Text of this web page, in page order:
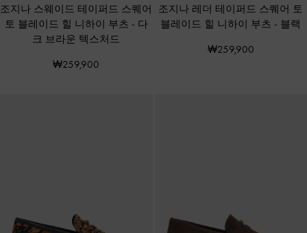
조지나 스웨이드 테이퍼드 스퀘어
토 블레이드 힐 니하이 부츠 - 다
크 브라운 텍스처드
₩259,900
조지나 레더 테이퍼드 스퀘어 토
블레이드 힐 니하이 부츠 - 블랙
₩259,900